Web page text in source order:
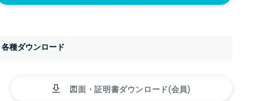
各種ダウンロード
図面・証明書ダウンロード(会員)